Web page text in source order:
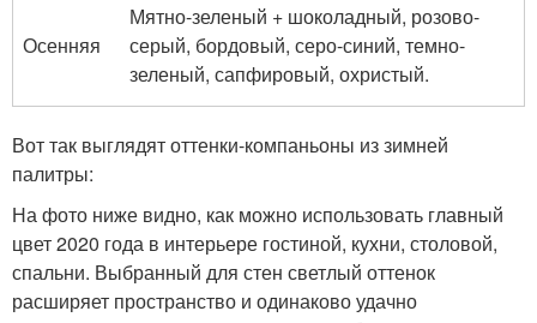
Осенняя
Мятно-зеленый + шоколадный, розово-
серый, бордовый, серо-синий, темно-
зеленый, сапфировый, охристый.
Вот так выглядят оттенки-компаньоны из зимней
палитры:
На фото ниже видно, как можно использовать главный
цвет 2020 года в интерьере гостиной, кухни, столовой,
спальни. Выбранный для стен светлый оттенок
расширяет пространство и одинаково удачно